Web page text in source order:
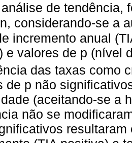
de tendência,
considerando-se a
incremento anual
e valores de p (nível
das taxas como
de p não
(aceitando-se a
não se